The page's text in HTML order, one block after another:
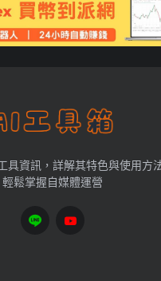
具資訊，詳解其特色與使用方
輕鬆掌握自媒體運營